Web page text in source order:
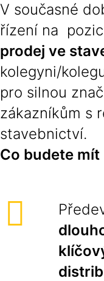
V současné
řízení na
prodej ve
kolegyni/
pro silnou
zákazníkům s
stavebnictví.
Co budete